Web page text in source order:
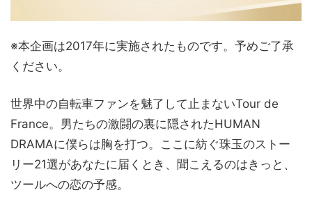
※本企画は2017年に実施されたものです。予めご了承
ください。
世界中の自転車ファンを魅了して止まないTour de
France。男たちの激闘の裏に隠されたHUMAN
DRAMAに僕らは胸を打つ。ここに紡ぐ珠玉のストー
リー21選があなたに届くとき、聞こえるのはきっと、
ツールへの恋の予感。